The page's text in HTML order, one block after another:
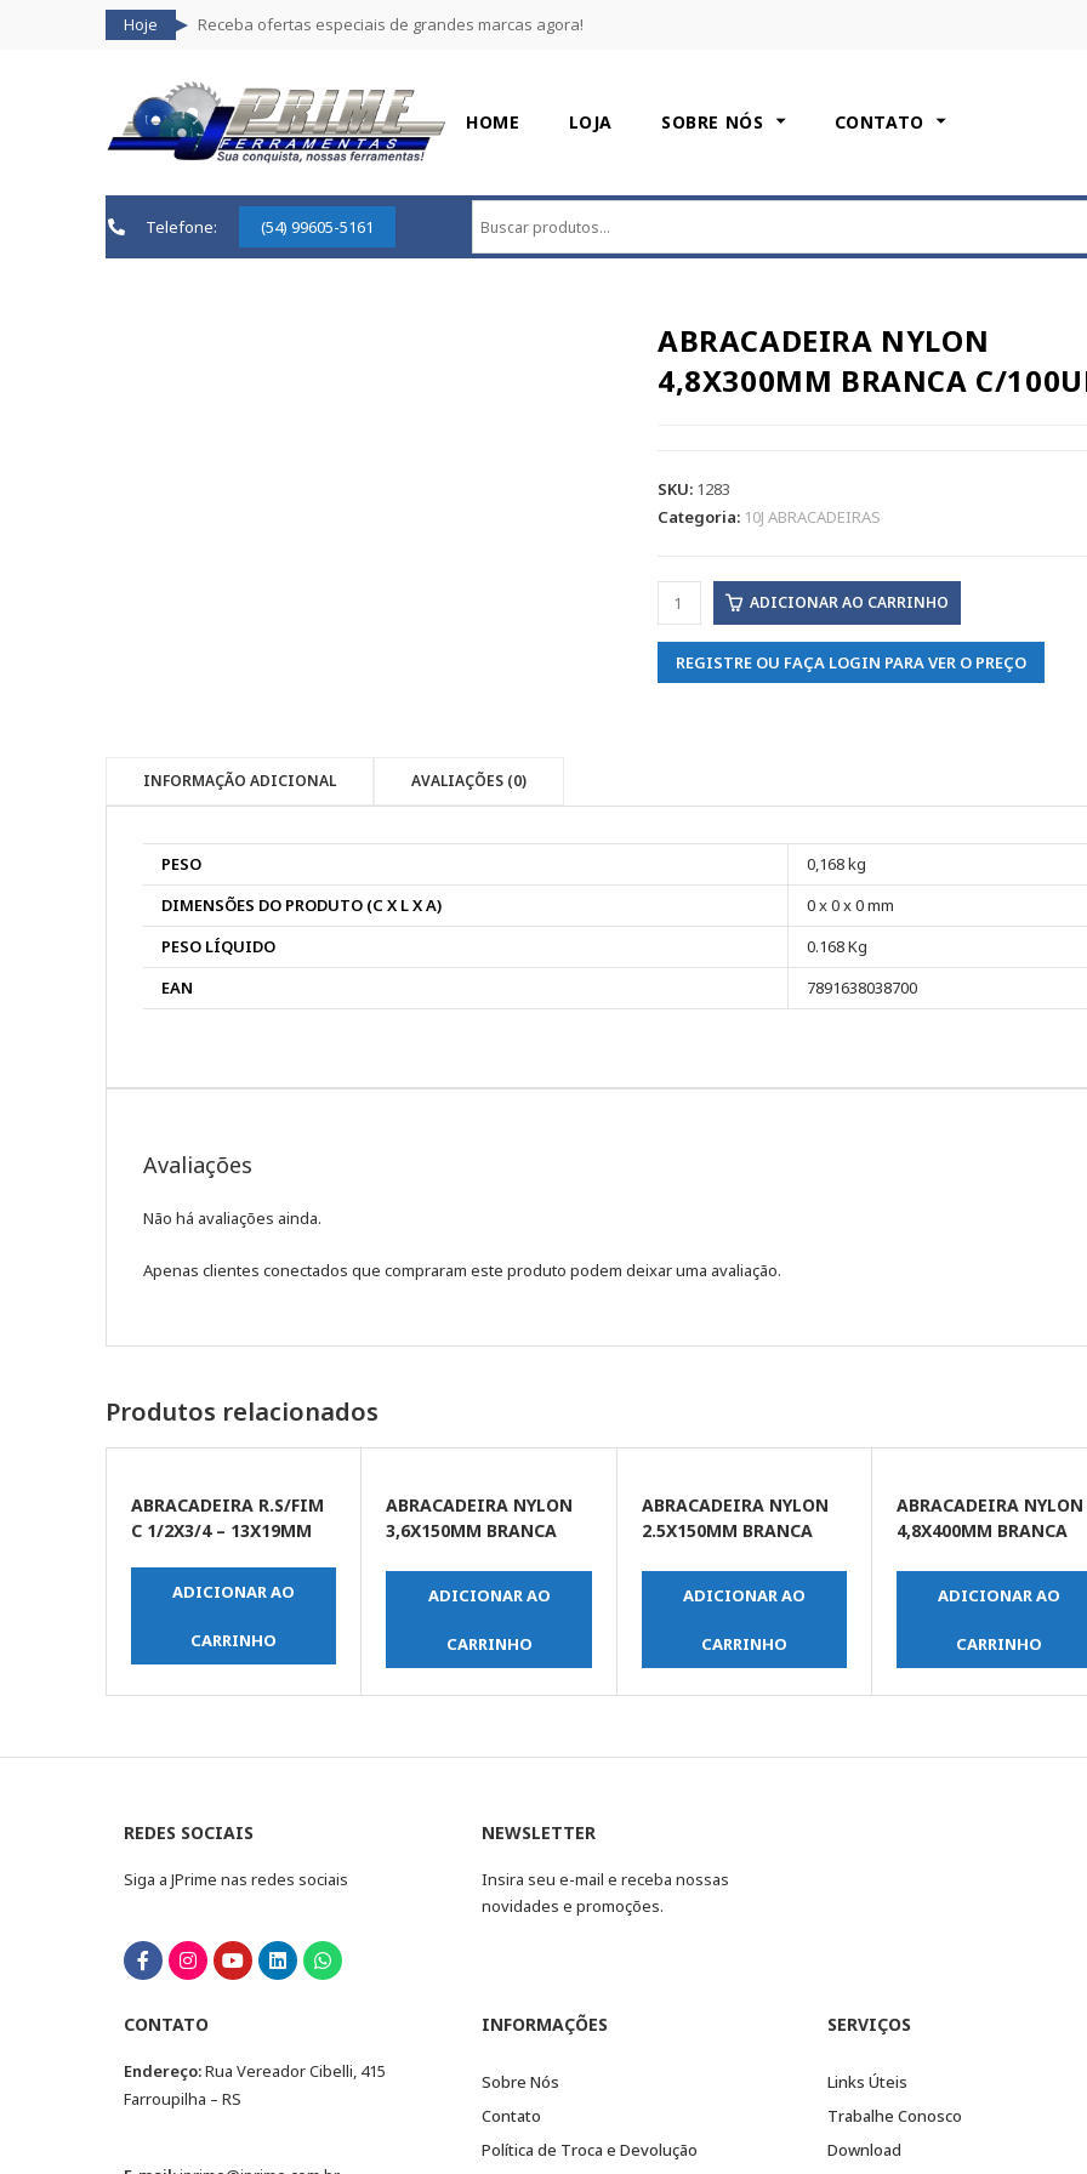
Hoje Receba ofertas especiais de grandes marcas agora!
HOME LOJA SOBRE NÓS CONTATO
Telefone: (54) 99605-5161
ABRACADEIRA NYLON
4,8X300MM BRANCA C/
SKU: 1283
Categoria: 10J ABRACADEIRAS
ADICIONAR AO CARRINHO
REGISTRE OU FAÇA LOGIN PARA VER O PREÇO
INFORMAÇÃO ADICIONAL AVALIAÇÕES (0)
PESO
0,168 kg
DIMENSÕES DO PRODUTO (C X L X A)
0 x 0 x 0 mm
PESO LÍQUIDO
0.168 Kg
EAN
7891638038700
Avaliações
Não há avaliações ainda.
Apenas clientes conectados que compraram este produto podem deixar uma avaliação.
Produtos relacionados
ABRACADEIRA R.S/FIM
C 1/2X3/4 – 13X19MM
ADICIONAR AO
CARRINHO
ABRACADEIRA NYLON
3,6X150MM BRANCA
ADICIONAR AO
CARRINHO
ABRACADEIRA NYLON
2.5X150MM BRANCA
ADICIONAR AO
CARRINHO
ABRACADEIRA NYLON
4,8X400MM BRANCA
ADICIONAR AO
CARRINHO
REDES SOCIAIS
Siga a JPrime nas redes sociais
NEWSLETTER
Insira seu e-mail e receba nossas
novidades e promoções.
CONTATO
Endereço:Rua Vereador Cibelli, 415
Farroupilha – RS
INFORMAÇÕES
Sobre Nós
Contato
Política de Troca e Devolução
SERVIÇOS
Links Úteis
Trabalhe Conosco
Download